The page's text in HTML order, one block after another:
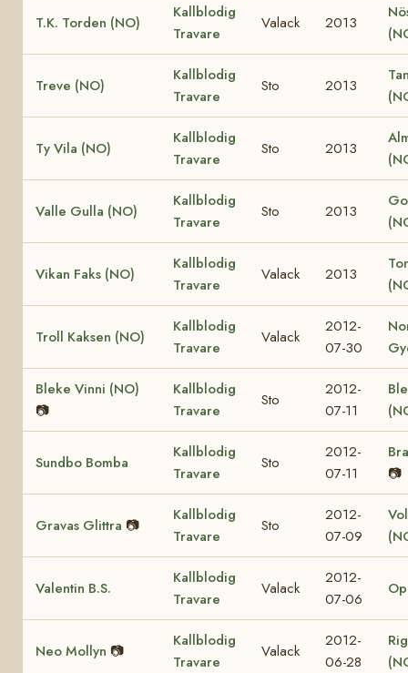
T.K. Torden (NO)
Kallblodig
Travare
Valack 2013
Treve (NO)
Kallblodig
Travare
Sto 2013
Ty Vila (NO)
Kallblodig
Travare
Sto 2013
Valle Gulla (NO)
Kallblodig
Travare
Sto 2013
Vikan Faks (NO)
Kallblodig
Travare
Valack 2013
Troll Kaksen (NO)
Kallblodig
Travare
Valack
2012-
07-30
Bleke Vinni (NO)
📷
Kallblodig
Travare
Sto
2012-
07-11
Sundbo Bomba
Kallblodig
Travare
Sto
2012-
07-11
📷
Gravas Glittra 📷
Kallblodig
Travare
Sto
2012-
07-09
Valentin B.S.
Kallblodig
Travare
Valack
2012-
07-06
Neo Mollyn 📷
Kallblodig
Travare
Valack
2012-
06-28